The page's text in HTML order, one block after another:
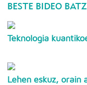
BESTE BIDEO
Teknologia
Lehen eskuz, orain